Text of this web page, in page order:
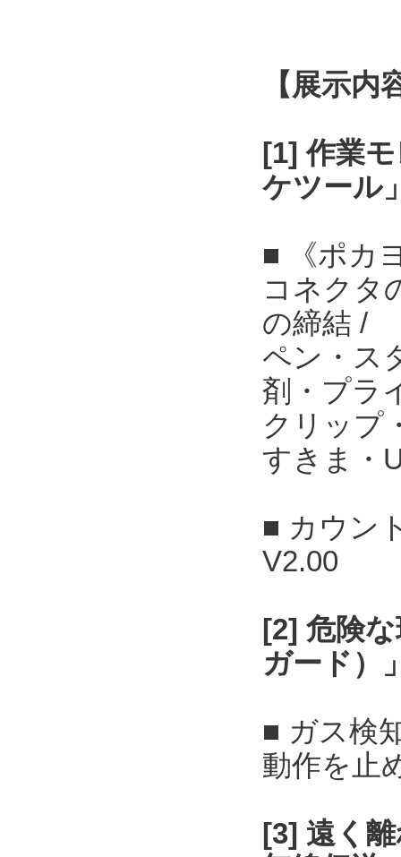
【展示内
[1] 作業
ケツール
■ 《ポカ
コネクタ
の締結 /
ペン・ス
剤・プラ
クリップ
すきま・
■ カウン
V2.00
[2] 危険
ガード）
■ ガス検
動作を
[3] 遠く